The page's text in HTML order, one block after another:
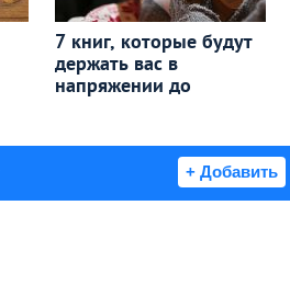
7 книг, которые будут
держать вас в
напряжении до
+ Добавить